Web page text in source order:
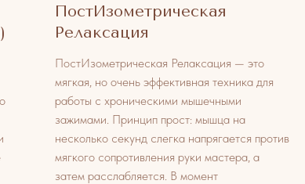
ПостИзометрическая
Релаксация
ПостИзометрическая Релаксация — это
мягкая, но очень эффективная техника для
работы с хроническими мышечными
зажимами. Принцип прост: мышца на
несколько секунд слегка напрягается против
мягкого сопротивления руки мастера, а
затем расслабляется. В момент